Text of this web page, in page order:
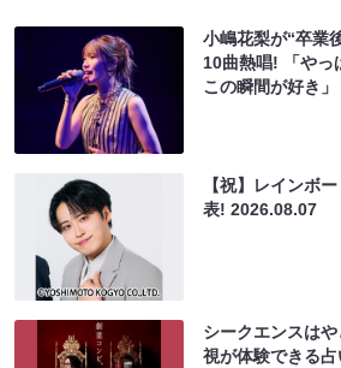
小嶋花梨が“卒業
10曲熱唱! 「やっ
この瞬間が好き
【祝】レインボ
表!2026.08.07
シークエンスは
視が体験できる